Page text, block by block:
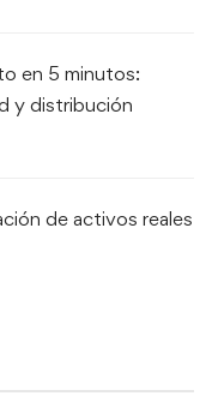
en 5 minutos:
y distribución
de activos reales